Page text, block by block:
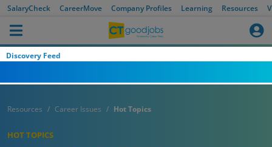
SalaryCheck CareerMove Company Profiles Learning Resources
Discovery Feed
Resources Career Issues Hot Topics
HOT TOPICS